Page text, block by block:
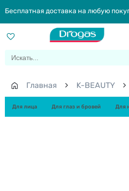
Бесплатная доставка на любую
Главная K-BEAUTY
Для лица Для глаз и бровей Для